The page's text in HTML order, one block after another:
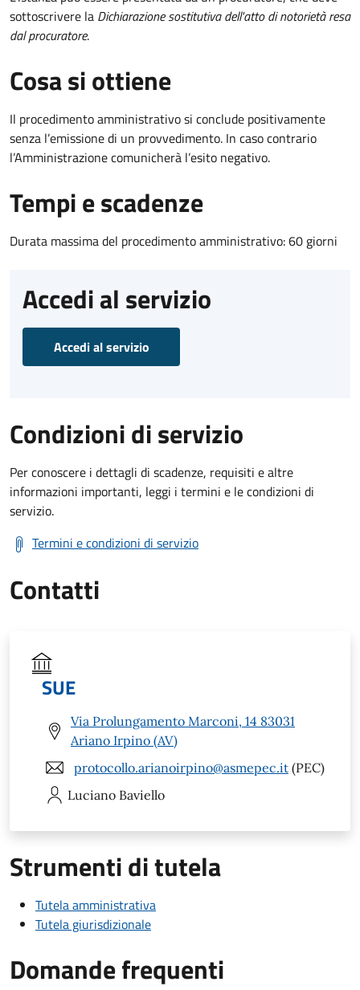
sottoscrivere la Dichiarazione sostitutiva dell'atto di notorietà resa
dal procuratore.
Cosa si ottiene
Il procedimento amministrativo si conclude positivamente
senza l’emissione di un provvedimento. In caso contrario
l’Amministrazione comunicherà l’esito negativo.
Tempi e scadenze
Durata massima del procedimento amministrativo: 60 giorni
Accedi al servizio
Accedi al servizio
Condizioni di servizio
Per conoscere i dettagli di scadenze, requisiti e altre
informazioni importanti, leggi i termini e le condizioni di
servizio.
Termini e condizioni di servizio
Contatti
SUE
Via Prolungamento Marconi, 14 83031
Ariano Irpino (AV)
protocollo.arianoirpino@asmepec.it (PEC)
Luciano Baviello
Strumenti di tutela
Tutela amministrativa
Tutela giurisdizionale
Domande frequenti